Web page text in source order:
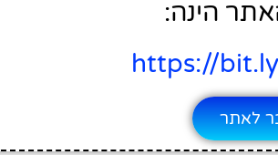
הינה:
https://
לאתר